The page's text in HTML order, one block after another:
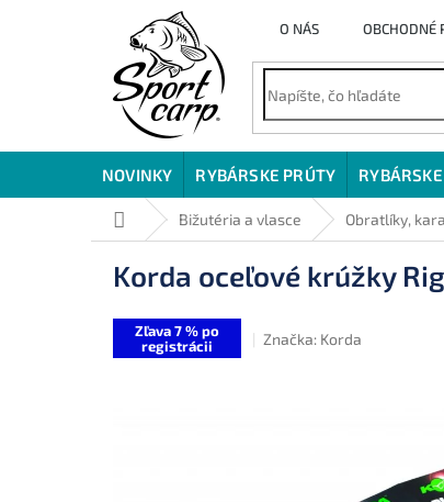
O NÁS OBCHODNÉ
NOVINKY RYBÁRSKE PRÚTY
DomovBižutéria a vlasce Obratlíky,
Korda oceľové krúžky
Zľava 7 % po
registrácii
Značka: Korda